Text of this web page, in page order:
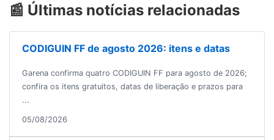
📰 Últimas notícias relacionadas
CODIGUIN FF de agosto 2026: itens e datas
Garena confirma quatro CODIGUIN FF para agosto de 2026;
confira os itens gratuitos, datas de liberação e prazos para
...
05/08/2026